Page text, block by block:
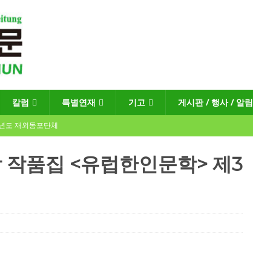
칼럼 특별연재 기고 게시판 / 행사 / 알림
도 재외동포단체
장선거 공고
품집 <유럽한인문학> 제3